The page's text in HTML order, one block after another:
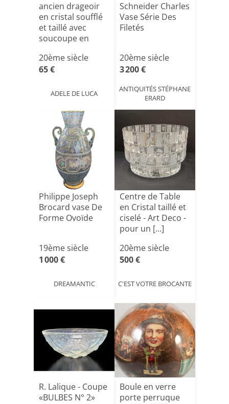
ancien drageoir
en cristal soufflé
et taillé avec
soucoupe en
20ème siècle
65 €
ADELE DE LUCA
Schneider Charles
Vase Série Des
Filetés
20ème siècle
3 200 €
ANTIQUITÉS STÉPHANE
ERARD
Philippe Joseph
Brocard vase De
Forme Ovoïde
19ème siècle
1 000 €
DREAMANTIC
Centre de Table
en Cristal taillé et
ciselé - Art Deco -
pour un [...]
20ème siècle
500 €
C'EST VOTRE BROCANTE
R. Lalique - Coupe
«BULBES N° 2»
Boule en verre
porte perruque